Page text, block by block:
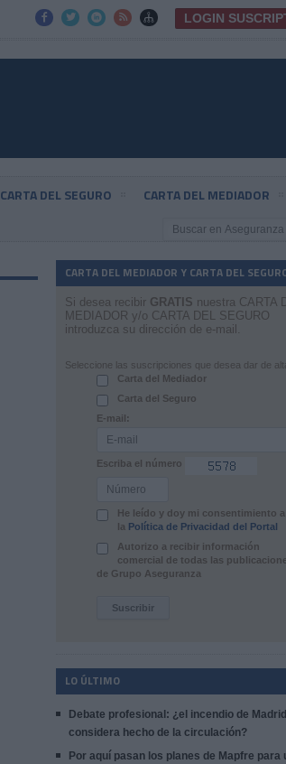
     LOGIN
CARTA DEL SEGURO CARTA DEL MEDIADOR
CARTA DEL MEDIADOR Y CARTA DEL
Si desea recibir GRATIS nuestra CARTA
MEDIADOR y/o CARTA DEL SEGURO
introduzca su dirección de e-mail.
Seleccione las suscripciones que desea dar de
Carta del Mediador
Carta del Seguro
E-mail:
Escriba el número
He leído y doy mi consentimiento a
la Política de Privacidad del Portal
Autorizo a recibir información
comercial de todas las
de Grupo Aseguranza
LO ÚLTIMO
Debate profesional: ¿el incendio de
considera hecho de la circulación?
Por aquí pasan los planes de Mapfre para